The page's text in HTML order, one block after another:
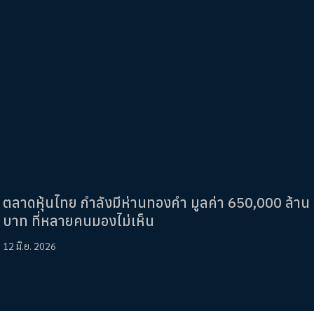
ตลาดหุ้นไทย กำลังมีห่านทองคำ มูลค่า 650,000 ล้าน
บาท ที่หลายคนมองไม่เห็น
12 มิ.ย. 2026